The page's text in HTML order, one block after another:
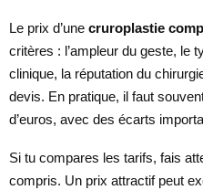
Le prix d’une cruroplastie
critères : l’ampleur du geste, le
clinique, la réputation du
devis. En pratique, il faut
d’euros, avec des écarts
Si tu compares les tarifs, fais
compris. Un prix attractif peut